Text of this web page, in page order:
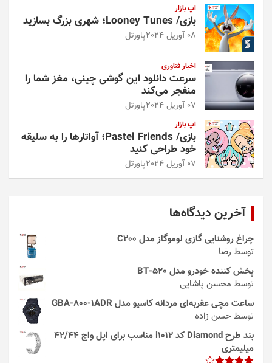
اپ بازار
بازی/ Looney Tunes؛ شهری بزرگ بسازید
08 آوریل 2024 پاورتل
اخبار فناوری
سرعت دانلود این گوشی چینی، مغز شما را
منفجر می‌کند
07 آوریل 2024 پاورتل
اپ بازار
بازی/ Pastel Friends؛ آواتارها را به سلیقه
خود طراحی کنید
07 آوریل 2024 پاورتل
آخرین دیدگاه‌ها
چراغ روشنایی گازی لوموگاز مدل C200
توسط رضا
پخش کننده خودرو مدل 520-BT
توسط محسن پاشایی
ساعت مچی عقربه‌ای مردانه کاسیو مدل GBA-800-1ADR
توسط حسن زاده
بند طرح Diamond کد i1012 مناسب برای اپل واچ 42/44
میلیمتری